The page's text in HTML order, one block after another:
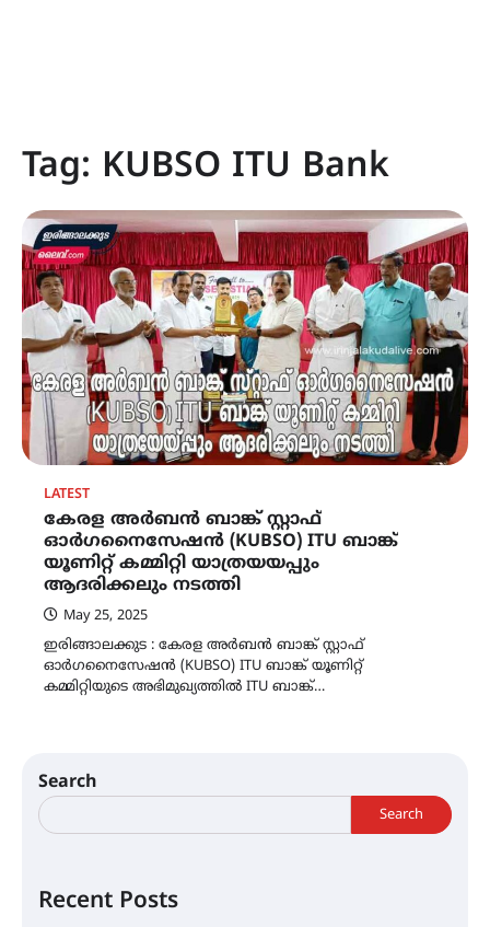
Tag: KUBSO ITU Bank
LATEST
കേരള അർബൻ ബാങ്ക് സ്റ്റാഫ്
ഓർഗനൈസേഷൻ (KUBSO) ITU ബാങ്ക്
യൂണിറ്റ് കമ്മിറ്റി യാത്രയയപ്പും
ആദരിക്കലും നടത്തി
May 25, 2025
ഇരിങ്ങാലക്കുട : കേരള അർബൻ ബാങ്ക് സ്റ്റാഫ്
ഓർഗനൈസേഷൻ (KUBSO) ITU ബാങ്ക് യൂണിറ്റ്
കമ്മിറ്റിയുടെ അഭിമുഖ്യത്തിൽ ITU ബാങ്ക്…
Search
Search
Recent Posts